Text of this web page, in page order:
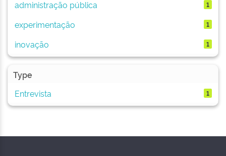
administração pública
1
experimentação 1
inovação 1
Type
Entrevista
1